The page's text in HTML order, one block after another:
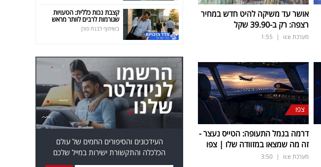
אושר עד משיקה להיט חדש במחיר
רצפה: רק ב-39.90 שקל
מערכת ice |
1:55
צפו
דרמה בנמל התעופה: הטייס נעצר -
זה מה שמצאו במזוודה שלו | צפו
מערכת ice |
3:50
קצבת נכות כללית: הטעויות
שגורמות לרבים לוותר מראש
בשיתוף לבנת פורן
העידכונים והסיפורים החמים של עולם
הכלכלה והתקשורת ישירות במייל שלכם